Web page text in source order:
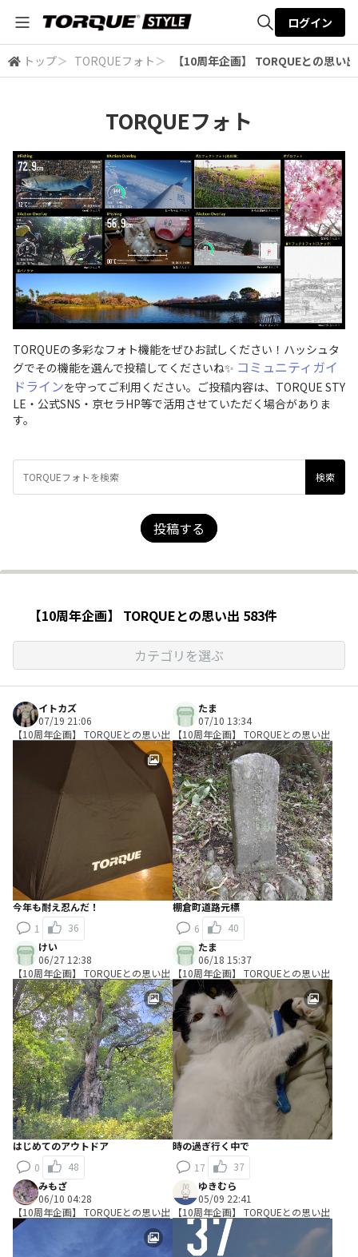
全体検索
ログイン
トップ＞ TORQUEフォト ＞ 【10周年企画】 TORQUEとの思い出
TORQUEフォト
TORQUEの多彩なフォト機能をぜひお試しください！ハッシュタ
グでその機能を選んで投稿してくださいね✨ コミュニティガイ
ドラインを守ってご利用ください。ご投稿内容は、TORQUE STY
LE・公式SNS・京セラHP等で活用させていただく場合がありま
す。
投稿する
【10周年企画】 TORQUEとの思い出 583件
カテゴリを選ぶ
イトカズ
07/19 21:06
【10周年企画】 TORQUEとの思い出
今年も耐え忍んだ！
1
36
たま
07/10 13:34
【10周年企画】 TORQUEとの思い出
棚倉町道路元標
6
40
けい
06/27 12:38
【10周年企画】 TORQUEとの思い出
はじめてのアウトドア
0
48
たま
06/18 15:37
【10周年企画】 TORQUEとの思い出
時の過ぎ行く中で
17
37
みもざ
06/10 04:28
【10周年企画】 TORQUEとの思い出
ゆきむら
05/09 22:41
【10周年企画】 TORQUEとの思い出